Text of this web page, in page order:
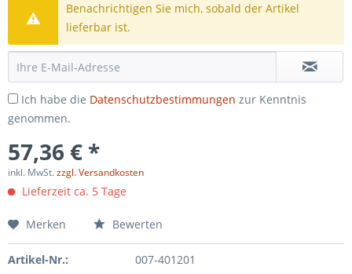
Benachrichtigen Sie mich, sobald der Artikel
lieferbar ist.
Ich habe die Datenschutzbestimmungen zur Kenntnis
genommen.
57,36 € *
inkl. MwSt.zzgl. Versandkosten
Lieferzeit ca. 5 Tage
Merken Bewerten
Artikel-Nr.: 007-401201